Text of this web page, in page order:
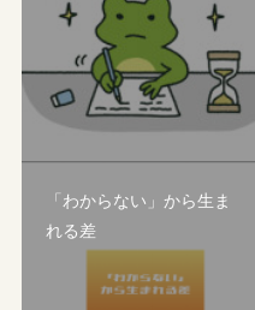
「わからない」から生ま
れる差